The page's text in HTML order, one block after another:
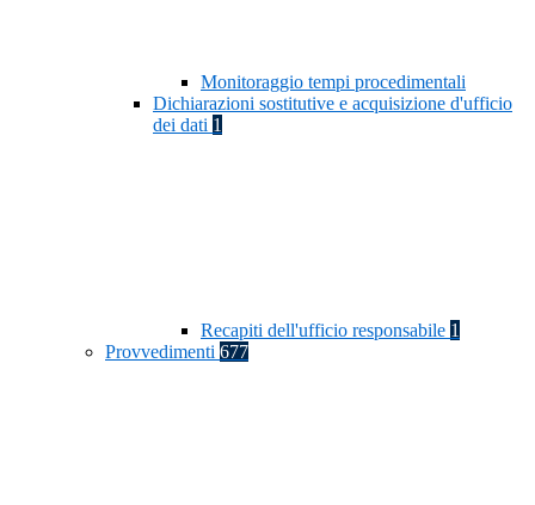
Monitoraggio tempi procedimentali
Dichiarazioni sostitutive e acquisizione d'ufficio
dei dati 1
Recapiti dell'ufficio responsabile 1
Provvedimenti 677